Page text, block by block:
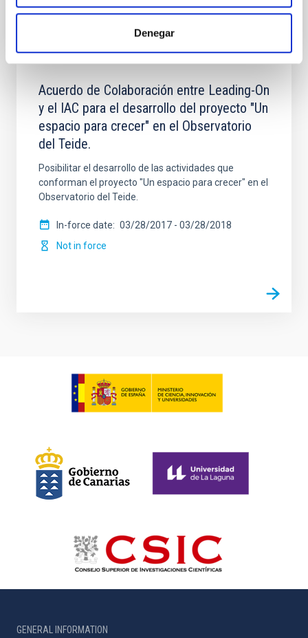
Denegar
Acuerdo de Colaboración entre Leading-On
y el IAC para el desarrollo del proyecto "Un
espacio para crecer" en el Observatorio
del Teide.
Posibilitar el desarrollo de las actividades que
conforman el proyecto "Un espacio para crecer" en el
Observatorio del Teide.
In-force date 03/28/2017 - 03/28/2018
Not in force
GENERAL INFORMATION